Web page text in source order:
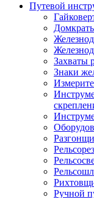
Путевой
Захваты
Знаки
Ручной